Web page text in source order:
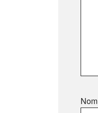
Nom